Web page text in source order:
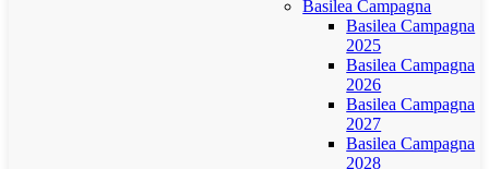
Basilea Campagna
Basilea Campagna
2025
Basilea Campagna
2026
Basilea Campagna
2027
Basilea Campagna
2028